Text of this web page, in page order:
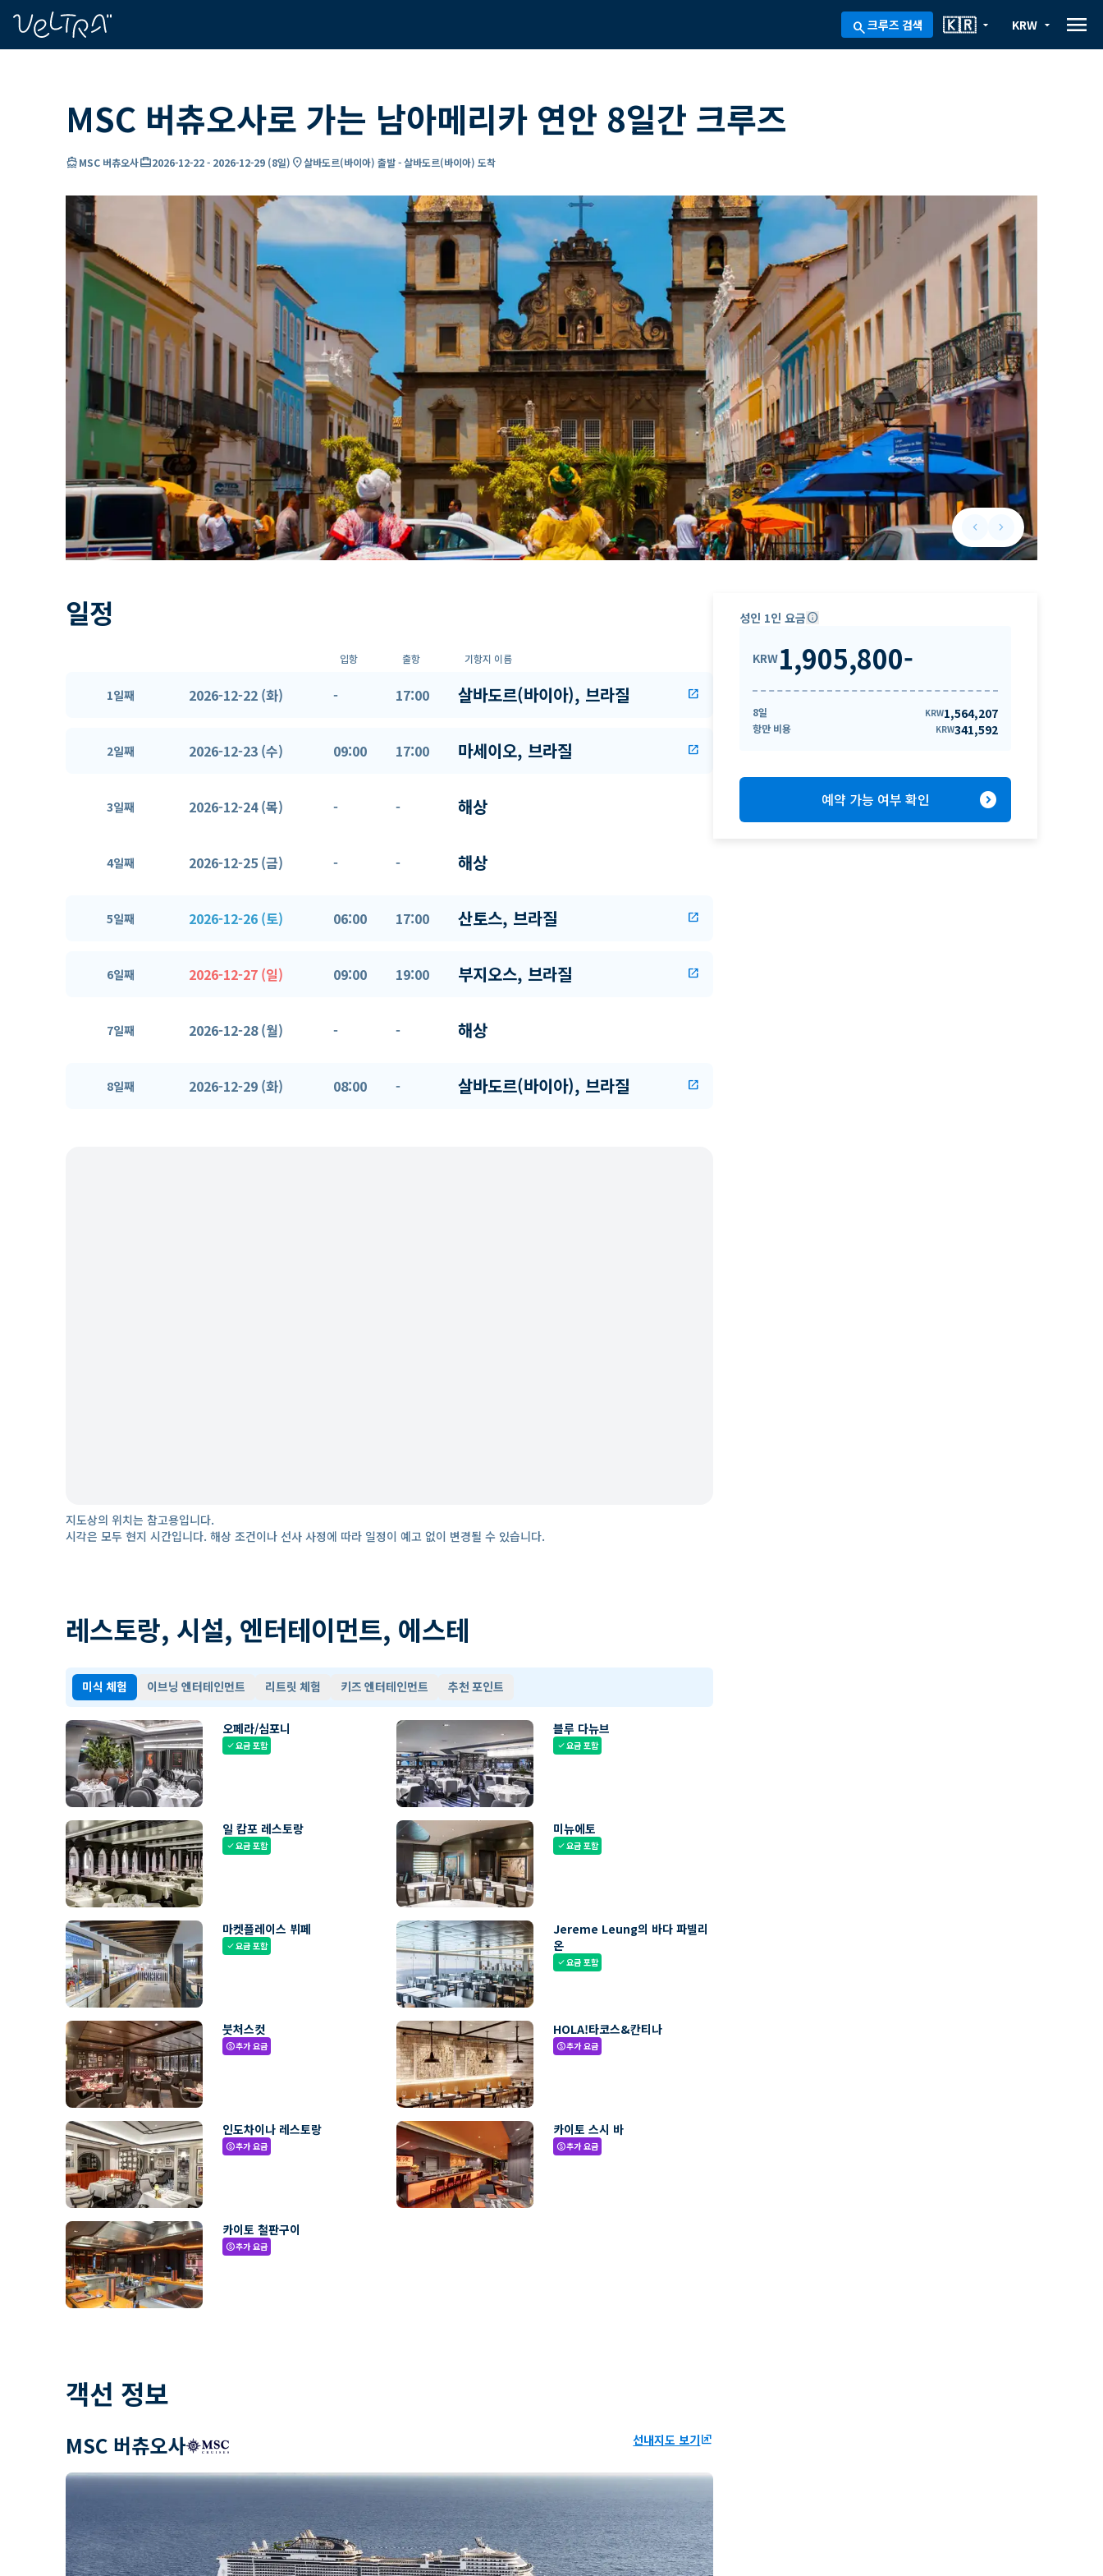
search크루즈 검색 arrow_drop_down
🇰🇷 arrow_drop_down
KRW menu
MSC 버츄오사로 가는 남아메리카 연안 8일간 크루즈
directions_boatMSC 버츄오사card_travel2026-12-22- 2026-12-29 (8일) location_on살바도르(바이아) 출발 - 살바도르(바이아) 도착
keyboard_arrow_leftPrevious slide
keyboard_arrow_rightNext slide
일정
입항 출항 기항지 이름
1일째 2026-12-22 (화) - 17:00 살바도르(바이아), 브라질 open_in_new
2일째 2026-12-23 (수) 09:00 17:00 마세이오, 브라질 open_in_new
3일째 2026-12-24 (목) - - 해상
4일째 2026-12-25 (금) - - 해상
5일째 2026-12-26 (토) 06:00 17:00 산토스, 브라질 open_in_new
6일째 2026-12-27 (일) 09:00 19:00 부지오스, 브라질 open_in_new
7일째 2026-12-28 (월) - - 해상
8일째 2026-12-29 (화) 08:00 - 살바도르(바이아), 브라질 open_in_new
지도상의 위치는 참고용입니다.
시각은 모두 현지 시간입니다. 해상 조건이나 선사 사정에 따라 일정이 예고 없이 변경될 수 있습니다.
레스토랑, 시설, 엔터테이먼트, 에스테
미식 체험 이브닝 엔터테인먼트 리트릿 체험 키즈 엔터테인먼트 추천 포인트
오페라/심포니
check요금 포함
블루 다뉴브
check요금 포함
일 캄포 레스토랑
check요금 포함
미뉴에토
check요금 포함
마켓플레이스 뷔페
check요금 포함
Jereme Leung의 바다 파빌리
온
check요금 포함
붓처스컷
paid추가 요금
HOLA!타코스&칸티나
paid추가 요금
인도차이나 레스토랑
paid추가 요금
카이토 스시 바
paid추가 요금
카이토 철판구이
paid추가 요금
객선 정보
MSC 버츄오사 선내지도 보기ungroup
성인 1인 요금info
KRW1,905,800-
8일 KRW1,564,207
항만 비용 KRW341,592
예약 가능 여부 확인 expand_circle_right